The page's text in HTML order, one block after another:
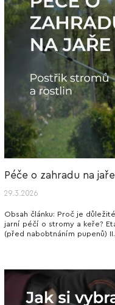
Péče o zahradu na
29.3.2026
Obsah článku: Proč je
jarní péčí o stromy a keře?
(před nabobtnáním pupenů)